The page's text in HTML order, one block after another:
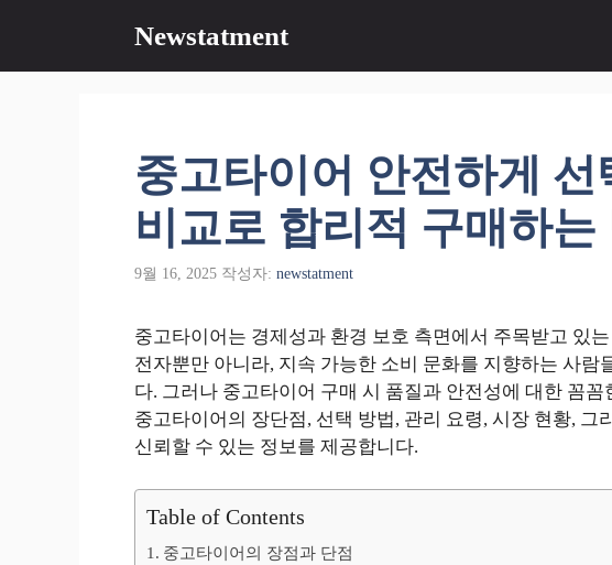
츠
Newstatment
중고타이어 안전하게 선
비교로 합리적 구매하는
9월 16, 2025 작성자: newstatment
중고타이어는 경제성과 환경 보호 측면에서 주목받고 있
전자뿐만 아니라, 지속 가능한 소비 문화를 지향하는 사람
다. 그러나 중고타이어 구매 시 품질과 안전성에 대한 꼼
중고타이어의 장단점, 선택 방법, 관리 요령, 시장 현황, 그
신뢰할 수 있는 정보를 제공합니다.
Table of Contents
중고타이어의 장점과 단점